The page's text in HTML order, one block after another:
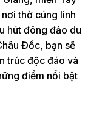
thờ cúng linh
hút đông đảo du
Đốc, bạn sẽ
trúc độc đáo và
điểm nổi bật